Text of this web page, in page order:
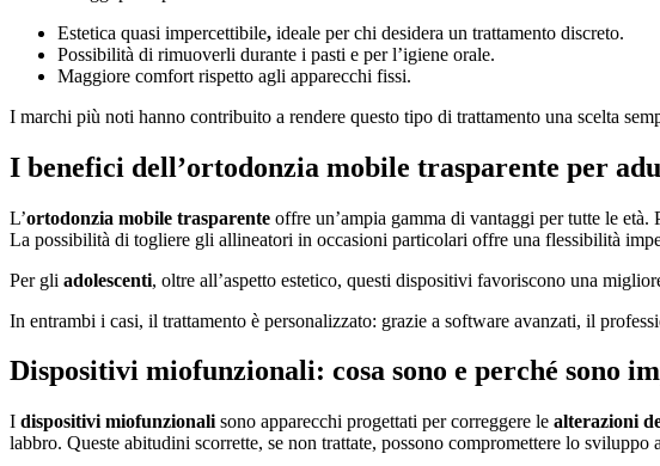
Estetica quasi impercettibile, ideale per chi desidera un trattamento discreto.
Possibilità di rimuoverli durante i pasti e per l’igiene orale.
Maggiore comfort rispetto agli apparecchi fissi.
I marchi più noti hanno contribuito a rendere questo tipo di trattamento una scelta
I benefici dell’ortodonzia mobile trasparente per
L’ortodonzia mobile trasparente offre un’ampia gamma di vantaggi per tutte le età.
La possibilità di togliere gli allineatori in occasioni particolari offre una flessibilità
Per gli adolescenti, oltre all’aspetto estetico, questi dispositivi favoriscono una
In entrambi i casi, il trattamento è personalizzato: grazie a software avanzati, il
Dispositivi miofunzionali: cosa sono e perché sono
I dispositivi miofunzionali sono apparecchi progettati per correggere le alterazioni
labbro. Queste abitudini scorrette, se non trattate, possono compromettere lo